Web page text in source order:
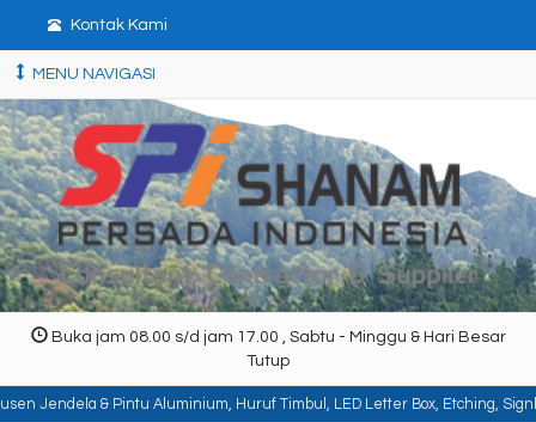
Kontak Kami
MENU NAVIGASI
Buka jam 08.00 s/d jam 17.00 , Sabtu - Minggu & Hari Besar
Tutup
& Pintu Aluminium, Huruf Timbul, LED Letter Box, Etching,